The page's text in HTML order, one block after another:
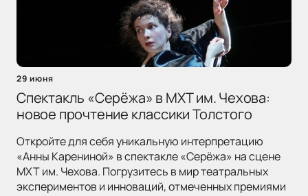
29 июня
Спектакль «Серёжа» в МХТ им. Чехова:
новое прочтение классики Толстого
Откройте для себя уникальную интерпретацию
«Анны Карениной» в спектакле «Серёжа» на сцене
МХТ им. Чехова. Погрузитесь в мир театральных
экспериментов и инноваций, отмеченных премиями